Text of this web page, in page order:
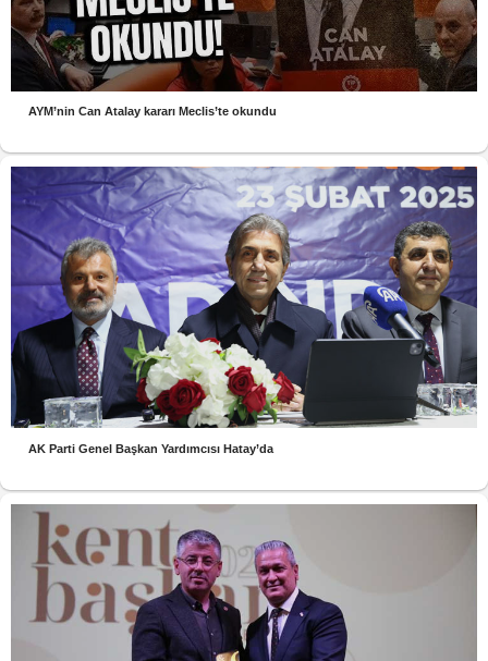
AYM’nin Can Atalay kararı Meclis’te okundu
AK Parti Genel Başkan Yardımcısı Hatay’da